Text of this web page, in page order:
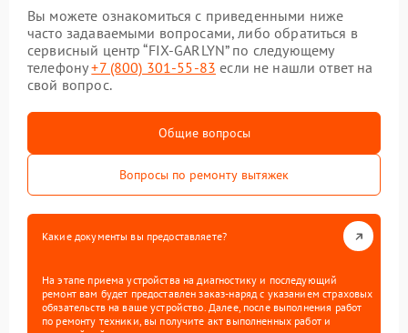
Вы можете ознакомиться с приведенными ниже
часто задаваемыми вопросами, либо обратиться в
сервисный центр “FIX-GARLYN” по следующему
телефону+7 (800) 301-55-83 если не нашли ответ на
свой вопрос.
Общие вопросы
Вопросы по ремонту вытяжек
Какие документы вы предоставляете?
На этапе приема устройства на диагностику и последующий
ремонт вам будет предоставлен заказ-наряд с указанием страховых
обязательств на ваше устройство. Далее, после выполнения работ
по ремонту техники, вы получите акт выполненных работ и